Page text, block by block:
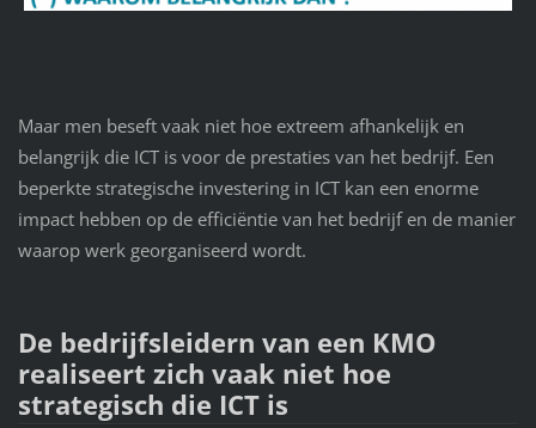
Maar men beseft vaak niet hoe extreem afhankelijk en
belangrijk die ICT is voor de prestaties van het bedrijf. Een
beperkte strategische investering in ICT kan een enorme
impact hebben op de efficiëntie van het bedrijf en de manier
waarop werk georganiseerd wordt.
De bedrijfsleidern van een KMO
realiseert zich vaak niet hoe
strategisch die ICT is